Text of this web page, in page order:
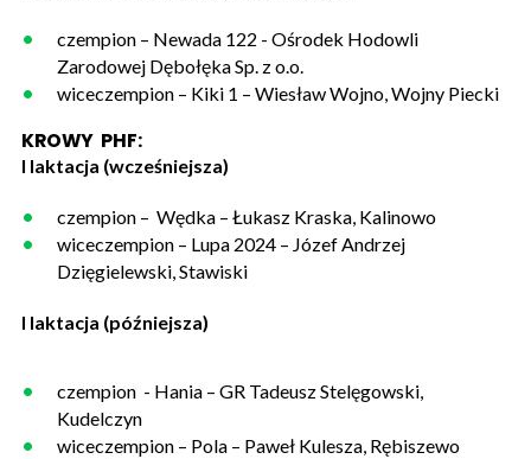
czempion – Newada 122 - Ośrodek Hodowli
Zarodowej Dębołęka Sp. z o.o.
wiceczempion – Kiki 1 – Wiesław Wojno, Wojny Piecki
KROWY PHF:
I laktacja (wcześniejsza)
czempion – Wędka – Łukasz Kraska, Kalinowo
wiceczempion – Lupa 2024 – Józef Andrzej
Dzięgielewski, Stawiski
I laktacja (późniejsza)
czempion - Hania – GR Tadeusz Stelęgowski,
Kudelczyn
wiceczempion – Pola – Paweł Kulesza, Rębiszewo